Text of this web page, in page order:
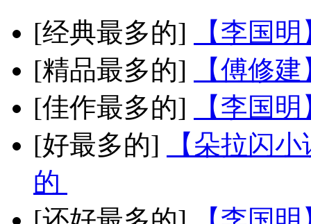
[经典最多的]
【李国
[精品最多的]
【傅修
[佳作最多的]
【李国
[好最多的]
【朵拉闪
的